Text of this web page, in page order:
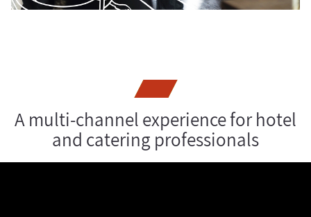
A multi-channel experience for hotel
and catering professionals